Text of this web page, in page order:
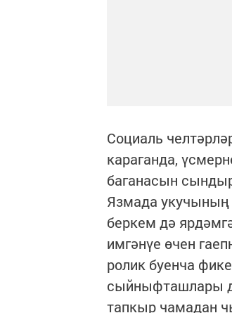
Социаль
караганда,
баганасын
Язмада укучының
беркем дә
имгәнүе өчен
ролик буенча
сыйныфташлары
тапкыр чамадан